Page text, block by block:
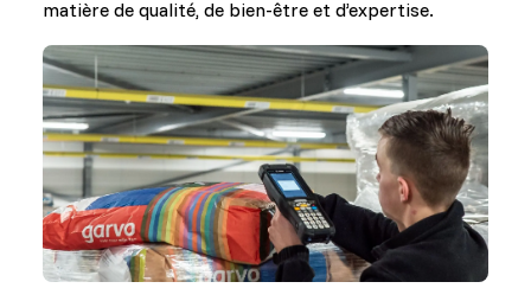
matière de qualité, de bien-être et d’expertise.